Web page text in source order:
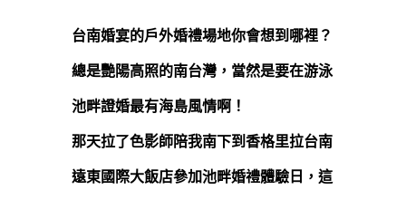
台南婚宴的戶外婚禮場地你會想到哪裡？
總是艷陽高照的南台灣，當然是要在游泳
池畔證婚最有海島風情啊！
那天拉了色影師陪我南下到香格里拉台南
遠東國際大飯店參加池畔婚禮體驗日， 這